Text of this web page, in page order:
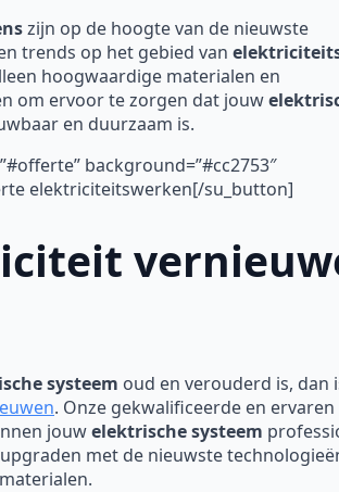
zijn op de hoogte van de nieuwste
trends op het gebied van
hoogwaardige materialen en
om ervoor te zorgen dat jouw
en duurzaam is.
background=”#cc2753″
elektriciteitswerken[/su_button]
systeem oud en verouderd is, dan
. Onze gekwalificeerde en ervaren
jouwelektrische systeem
met de nieuwste